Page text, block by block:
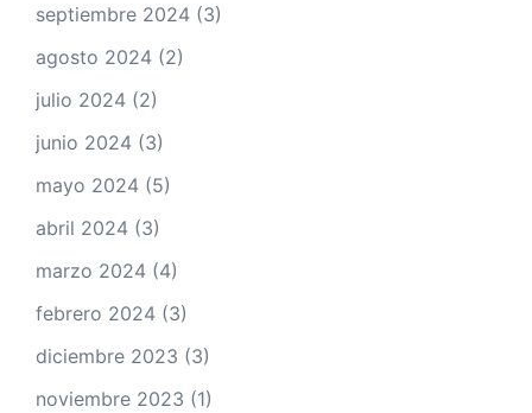
septiembre 2024 (3)
agosto 2024 (2)
julio 2024 (2)
junio 2024 (3)
mayo 2024 (5)
abril 2024 (3)
marzo 2024 (4)
febrero 2024 (3)
diciembre 2023 (3)
noviembre 2023 (1)